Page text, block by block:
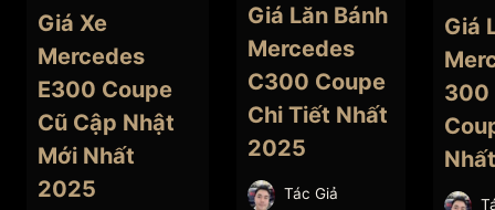
Giá Xe
Mercedes
E300 Coupe
Cũ Cập Nhật
Mới Nhất
2025
Giá Lăn Bánh
Mercedes
C300 Coupe
Chi Tiết Nhất
2025
Tác Giả
Giá
300